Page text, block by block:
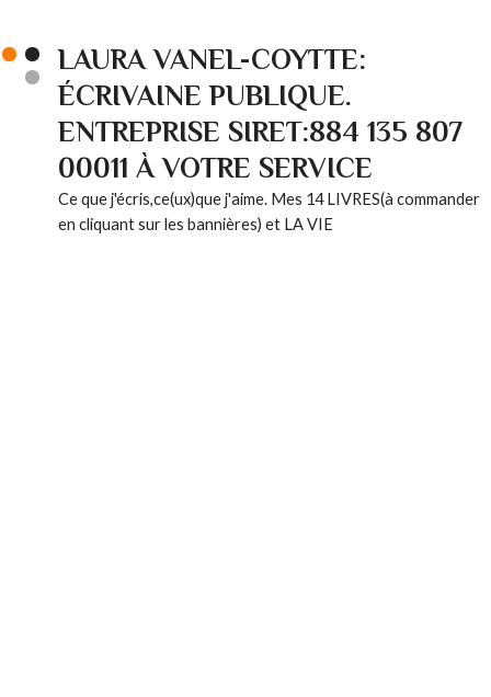
LAURA VANEL-COYTTE:
ÉCRIVAINE PUBLIQUE.
ENTREPRISE SIRET:884 135 807
00011 À VOTRE SERVICE
Ce que j'écris,ce(ux)que j'aime. Mes 14 LIVRES(à commander
en cliquant sur les bannières) et LA VIE